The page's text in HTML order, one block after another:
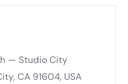
— Studio City
CA 91604, USA